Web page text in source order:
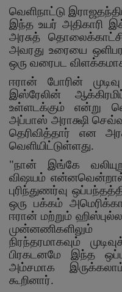
வெளிநாட்டு
இந்த உயர் அதிகாரி
அரசுத்
அவரது உரையை
ஒரு வரைபட
ஈரான் போரின்
இஸ்ரேலின்
உள்ளடக்கும் என்று
அப்பாஸ் அராக்ஷி
தெரிவித்தார் என
வெளியிட்டுள்ளது.
"நான் இங்கே
விஷயம்
புரிந்துணர்வு
ஒரு பக்கம்
ஈரான் மற்றும்
நிரந்தரமாகவும்
பிரகடனமே இந்த
அம்சமாக
கூறினார்.